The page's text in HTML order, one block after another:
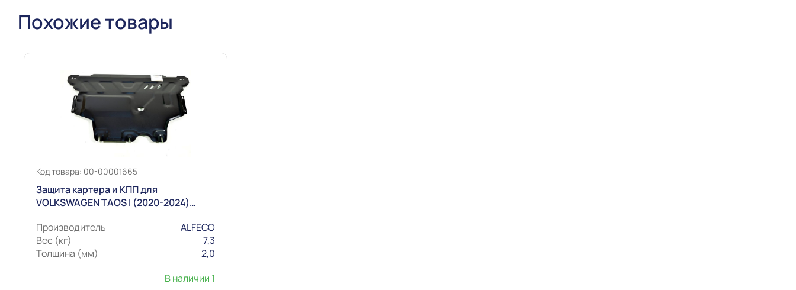
Похожие товары
Код товара: 00-00001665
Защита картера и КПП для
VOLKSWAGEN TAOS I (2020-2024)
Производитель
ALFECO
Вес (кг)
7,3
Толщина (мм)
2,0
В наличии 1